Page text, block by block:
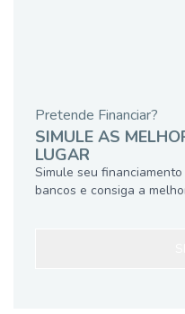
Pretende Financiar?
SIMULE AS
LUGAR
Simule seu
bancos e consiga a